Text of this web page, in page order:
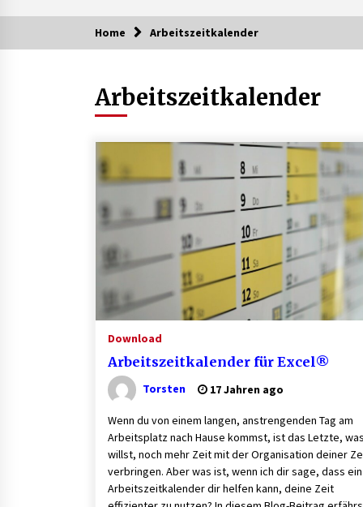
Trending Now
Neue Heizung im Haus: Fragen, die
vor der Beauftragung oft
Aluminium schweissen – worauf
bei Geräten und Verfahren
1 Monat ago
B2B-Beschaffung 2026: Strategien
und Technologien, die den Einkauf
transformieren
3 Monaten ago
Finde dein perfektes
3 Monaten ago
Home Arbeitszeitkalender
Arbeitszeitkalender
Download
Arbeitszeitkalender für Excel®
Torsten 17 Jahren ago
Wenn du von einem langen, anstrengenden Tag am
Arbeitsplatz nach Hause kommst, ist das Letzte,
willst, noch mehr Zeit mit der Organisation deiner
verbringen. Aber was ist, wenn ich dir sage, dass ein
Arbeitszeitkalender dir helfen kann, deine Zeit